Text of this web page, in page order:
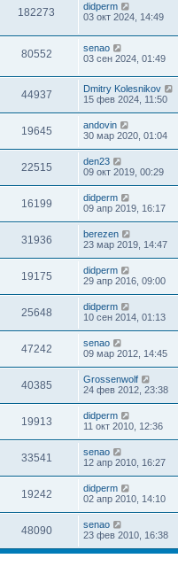
182273
didperm
03 окт 2024, 14:49
80552
senao
03 сен 2024, 01:49
44937
Dmitry Kolesnikov
15 фев 2024, 11:50
19645
andovin
30 мар 2020, 01:04
22515
den23
09 окт 2019, 00:29
16199
didperm
09 апр 2019, 16:17
31936
berezen
23 мар 2019, 14:47
19175
didperm
29 апр 2016, 09:00
25648
didperm
10 сен 2014, 01:13
47242
senao
09 мар 2012, 14:45
40385
Grossenwolf
24 фев 2012, 23:38
19913
didperm
11 окт 2010, 12:36
33541
senao
12 апр 2010, 16:27
19242
didperm
02 апр 2010, 14:10
48090
senao
23 фев 2010, 16:38